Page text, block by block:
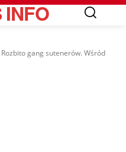
INFO
Rozbito gang sutenerów. Wśród